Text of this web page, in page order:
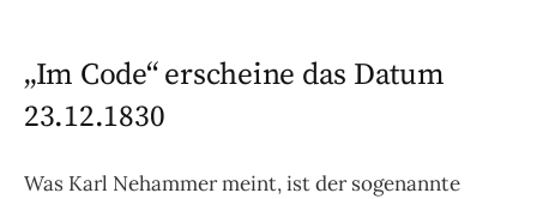
„Im Code“ erscheine das Datum
23.12.1830
Was Karl Nehammer meint, ist der sogenannte